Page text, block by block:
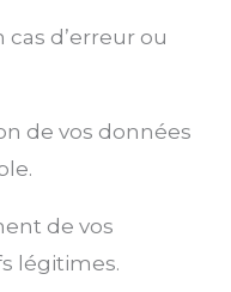
d’erreur ou
de vos données
de vos
légitimes.